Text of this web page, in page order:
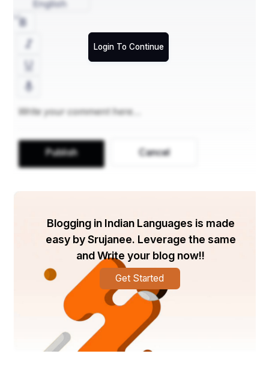
ତୋର ସେହି କଳାବଦନକୁ ଚାହିଁ
ଏତିକି ଖାଲି ତୋତେ କରୁଛି ଗୁହାରି
               ଆର ବର୍ଷକୁ ଆସିବୁ ତୁ ପୁଣି ଫେରି
ସେହି ଦିନର ଅପେକ୍ଷା ରହିଲା
            ପୁନଃ ଦର୍ଶନ ଦେବ ଆହେ ଚକାଡୋଳା
କବି: ସୁନୀଲ୍ କୁମାର୍ ଚୌଧୁରୀ
Login To Continue
English
Publish Cancel
Blogging in Indian Languages is made
easy by Srujanee. Leverage the same
and Write your blog now!!
Get Started